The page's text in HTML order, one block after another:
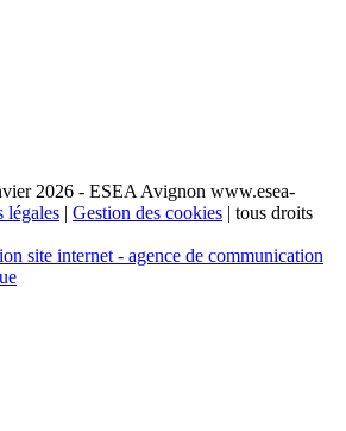
2026 - ESEA Avignon www.esea-
légales | Gestion des cookies | tous droits
site internet - agence de communication